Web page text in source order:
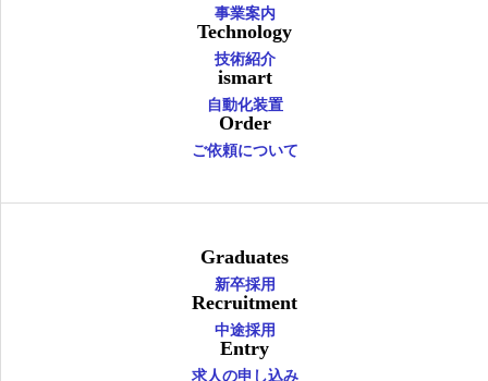
事業案内
Technology
技術紹介
ismart
自動化装置
Order
ご依頼について
Graduates
新卒採用
Recruitment
中途採用
Entry
求人の申し込み